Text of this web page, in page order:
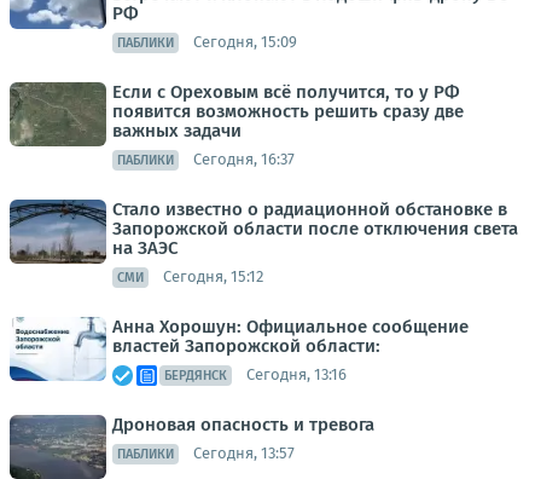
РФ
ПАБЛИКИ Сегодня, 15:09
Если с Ореховым всё получится, то у РФ
появится возможность решить сразу две
важных задачи
ПАБЛИКИ Сегодня, 16:37
Стало известно о радиационной обстановке в
Запорожской области после отключения света
на ЗАЭС
СМИ Сегодня, 15:12
Анна Хорошун: Официальное сообщение
властей Запорожской области:
БЕРДЯНСК Сегодня, 13:16
Дроновая опасность и тревога
ПАБЛИКИ Сегодня, 13:57